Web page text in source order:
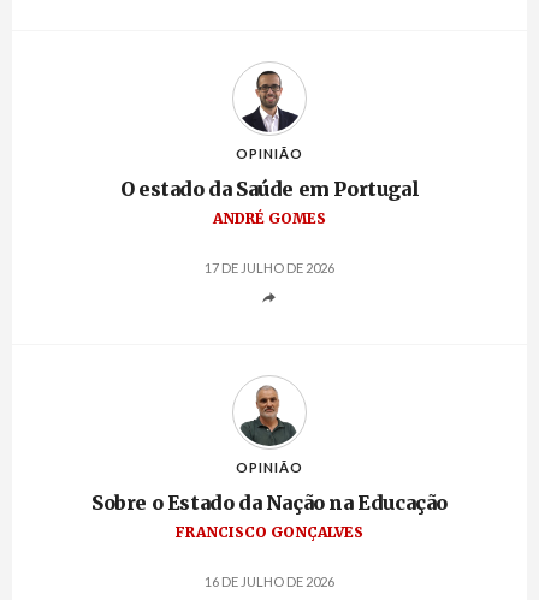
OPINIÃO
O estado da Saúde em Portugal
ANDRÉ GOMES
17 DE JULHO DE 2026
OPINIÃO
Sobre o Estado da Nação na Educação
FRANCISCO GONÇALVES
16 DE JULHO DE 2026